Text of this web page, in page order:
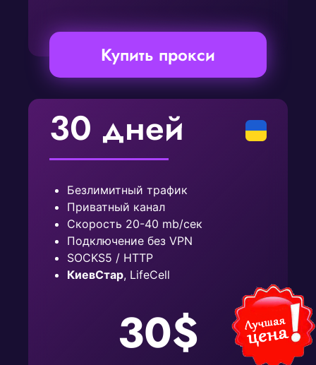
Купить прокси
30 дней
Безлимитный трафик
Приватный канал
Скорость 20-40 mb/сек
Подключение без VPN
SOCKS5 / HTTP
КиевСтар, LifeCell
30$